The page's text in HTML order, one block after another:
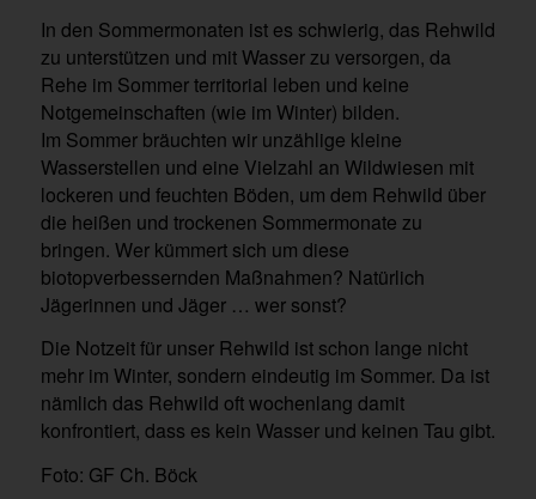
In den Sommermonaten ist es schwierig, das Rehwild
zu unterstützen und mit Wasser zu versorgen, da
Rehe im Sommer territorial leben und keine
Notgemeinschaften (wie im Winter) bilden.
Im Sommer bräuchten wir unzählige kleine
Wasserstellen und eine Vielzahl an Wildwiesen mit
lockeren und feuchten Böden, um dem Rehwild über
die heißen und trockenen Sommermonate zu
bringen. Wer kümmert sich um diese
biotopverbessernden Maßnahmen? Natürlich
Jägerinnen und Jäger … wer sonst?
Die Notzeit für unser Rehwild ist schon lange nicht
mehr im Winter, sondern eindeutig im Sommer. Da ist
nämlich das Rehwild oft wochenlang damit
konfrontiert, dass es kein Wasser und keinen Tau gibt.
Foto: GF Ch. Böck